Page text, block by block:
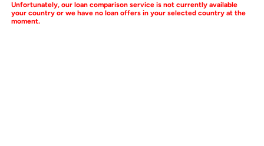
Unfortunately, our loan comparison service is not currently available
your country or we have no loan offers in your selected country at the
moment.